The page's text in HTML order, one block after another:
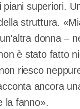
piani superiori.
struttura.
donna –
è stato fatto
riesco
ancora
la fanno».